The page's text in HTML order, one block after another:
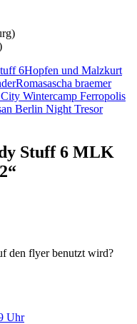
6Hopfen und Malzkurt
Romasascha braemer
Wintercamp Ferropolis
Berlin Night Tresor
Stuff 6 MLK
den flyer benutzt wird?
Uhr